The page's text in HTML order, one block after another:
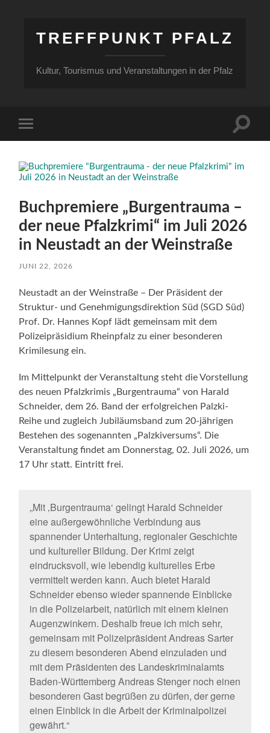
TREFFPUNKT PFALZ
Kultur, Tourismus und Veranstaltungen in der Pfalz
Menü
Buchpremiere „Burgentrauma –
der neue Pfalzkrimi“ im Juli 2026
in Neustadt an der Weinstraße
JUNI 22, 2026
Neustadt an der Weinstraße – Der Präsident der
Struktur- und Genehmigungsdirektion Süd (SGD Süd)
Prof. Dr. Hannes Kopf lädt gemeinsam mit dem
Polizeipräsidium Rheinpfalz zu einer besonderen
Krimilesung ein.
Im Mittelpunkt der Veranstaltung steht die Vorstellung
des neuen Pfalzkrimis „Burgentrauma“ von Harald
Schneider, dem 26. Band der erfolgreichen Palzki-
Reihe und zugleich Jubiläumsband zum 20-jährigen
Bestehen des sogenannten „Palzkiversums“. Die
Veranstaltung findet am Donnerstag, 02. Juli 2026, um
17 Uhr statt. Eintritt frei.
„Mit ‚Burgentrauma‘ gelingt Harald Schneider
eine außergewöhnliche Verbindung aus
spannender Unterhaltung, regionaler Geschichte
und kultureller Bildung. Der Krimi zeigt
eindrucksvoll, wie lebendig kulturelles Erbe
vermittelt werden kann. Auch bietet Harald
Schneider ebenso wieder spannende Einblicke
in die Polizeiarbeit, natürlich mit einem kleinen
Augenzwinkern. Deshalb freue ich mich sehr,
gemeinsam mit Polizeipräsident Andreas Sarter
zu diesem besonderen Abend einzuladen und
mit dem Präsidenten des Landeskriminalamts
Baden-Württemberg Andreas Stenger noch einen
besonderen Gast begrüßen zu dürfen, der gerne
einen Einblick in die Arbeit der Kriminalpolizei
gewährt.“